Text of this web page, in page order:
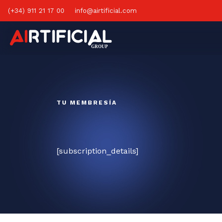
(+34) 911 21 17 00 info@airtificial.com
TU MEMBRESÍA
[subscription_details]